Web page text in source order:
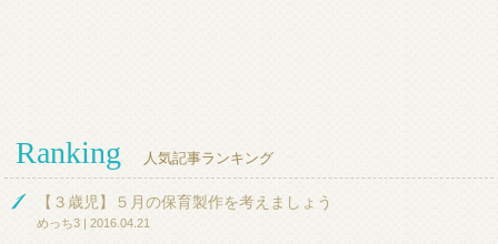
Ranking 人気記事ランキング
【３歳児】５月の保育製作を考えましょう
めっち3 | 2016.04.21